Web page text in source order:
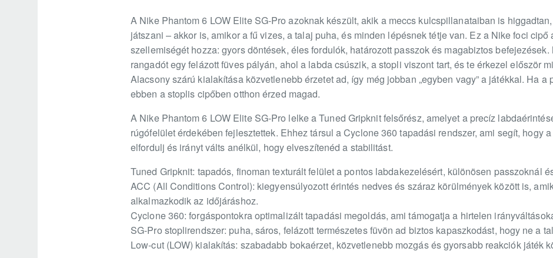
A Nike Phantom 6 LOW Elite SG-Pro azoknak készült, akik a meccs kulcspillanataiban is
játszani – akkor is, amikor a fű vizes, a talaj puha, és minden lépésnek tétje van. Ez a Nike foci cipő
szellemiségét hozza: gyors döntések, éles fordulók, határozott passzok és magabiztos
rangadót egy felázott füves pályán, ahol a labda csúszik, a stopli viszont tart, és te érkezel először
Alacsony szárú kialakítása közvetlenebb érzetet ad, így még jobban „egyben vagy” a játékkal. Ha a
ebben a stoplis cipőben otthon érzed magad.
A Nike Phantom 6 LOW Elite SG-Pro lelke a Tuned Gripknit felsőrész, amelyet a precíz
rúgófelület érdekében fejlesztettek. Ehhez társul a Cyclone 360 tapadási rendszer, ami segít, hogy
elfordulj és irányt válts anélkül, hogy elveszítenéd a stabilitást.
Tuned Gripknit: tapadós, finoman texturált felület a pontos labdakezelésért, különösen passzoknál
ACC (All Conditions Control): kiegyensúlyozott érintés nedves és száraz körülmények között is,
alkalmazkodik az időjáráshoz.
Cyclone 360: forgáspontokra optimalizált tapadási megoldás, ami támogatja a hirtelen
SG-Pro stoplirendszer: puha, sáros, felázott természetes füvön ad biztos kapaszkodást, hogy ne a
Low-cut (LOW) kialakítás: szabadabb bokaérzet, közvetlenebb mozgás és gyorsabb reakciók játék